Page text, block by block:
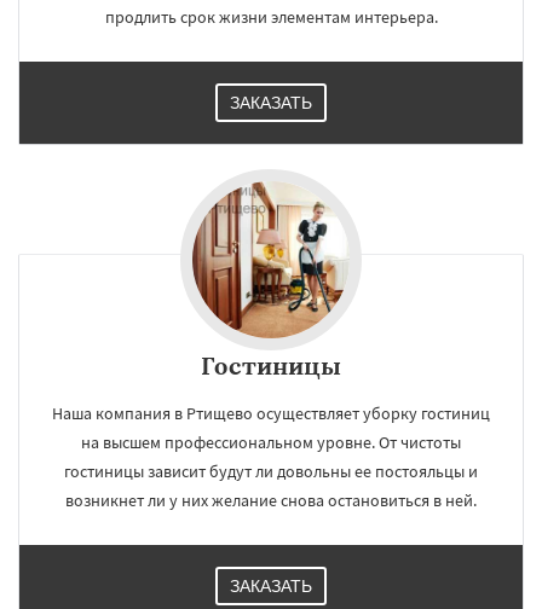
Работаем по
регионам
Хвалынск Шиханы Энгельс
продлить срок жизни элементам интерьера.
ЗАКАЗАТЬ
Гостиницы
Наша компания в Ртищево осуществляет уборку гостиниц
на высшем профессиональном уровне. От чистоты
гостиницы зависит будут ли довольны ее постояльцы и
возникнет ли у них желание снова остановиться в ней.
ЗАКАЗАТЬ
УЗНАТЬ ПОДРОБНЕЕ
Даю согласие на обработку персональных данных